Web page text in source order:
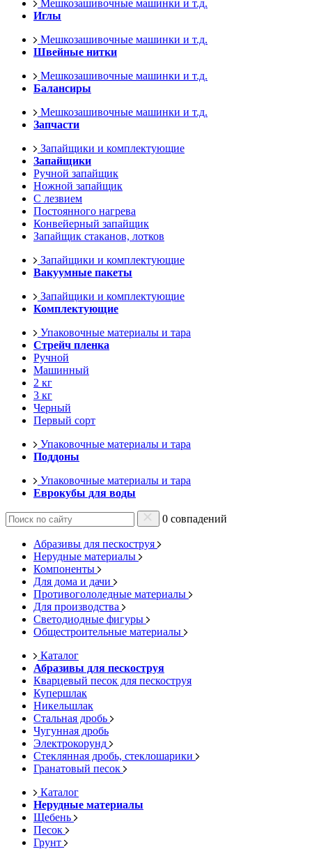
Мешкозашивочные машинки и т.д.
Иглы
Мешкозашивочные машинки и т.д.
Швейные нитки
Мешкозашивочные машинки и т.д.
Балансиры
Мешкозашивочные машинки и т.д.
Запчасти
Запайщики и комплектующие
Запайщики
Ручной запайщик
Ножной запайщик
С лезвием
Постоянного нагрева
Конвейерный запайщик
Запайщик стаканов, лотков
Запайщики и комплектующие
Вакуумные пакеты
Запайщики и комплектующие
Комплектующие
Упаковочные материалы и тара
Стрейч пленка
Ручной
Машинный
2 кг
3 кг
Черный
Первый сорт
Упаковочные материалы и тара
Поддоны
Упаковочные материалы и тара
Еврокубы для воды
0 совпадений
Абразивы для пескоструя
Нерудные материалы
Компоненты
Для дома и дачи
Противогололедные материалы
Для производства
Светодиодные фигуры
Общестроительные материалы
Каталог
Абразивы для пескоструя
Кварцевый песок для пескоструя
Купершлак
Никельшлак
Стальная дробь
Чугунная дробь
Электрокорунд
Стеклянная дробь, стеклошарики
Гранатовый песок
Каталог
Нерудные материалы
Щебень
Песок
Грунт